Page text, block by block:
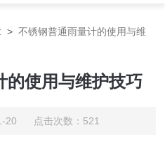
>不锈钢普通雨量计的使用与维
的使用与维护技巧
20 点击次数：521